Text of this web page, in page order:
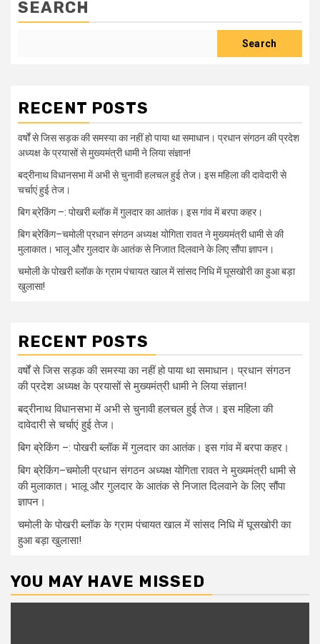
SEARCH
Search
RECENT POSTS
वर्षों से जिस सड़क की समस्या का नहीं हो पाया था समाधान। प्रधान संगठन की प्रदेश
अध्यक्ष के प्रयासों से मुख्यमंत्री धामी ने लिया संज्ञान!
बद्रीनाथ विधानसभा में अभी से चुनावी हलचल हुई तेज। इस महिला की दावेदारी से
चर्चाएं हुई तेज।
बिग ब्रेकिंग –: पोखरी ब्लॉक में गुलदार का आतंक। इस गांव में बरपा कहर।
बिग ब्रेकिंग–चमोली प्रधान संगठन अध्यक्ष योगिता रावत ने मुख्यमंत्री धामी से की
मुलाकात। भालू और गुलदार के आतंक से निजात दिलवाने के लिए सौंपा ज्ञापन।
चमोली के पोखरी ब्लॉक के ग्राम पंचायत खाल में सांसद निधि में घूसखोरी का हुआ बड़ा
खुलासा!
RECENT POSTS
वर्षों से जिस सड़क की समस्या का नहीं हो पाया था समाधान। प्रधान संगठन
की प्रदेश अध्यक्ष के प्रयासों से मुख्यमंत्री धामी ने लिया संज्ञान!
बद्रीनाथ विधानसभा में अभी से चुनावी हलचल हुई तेज। इस महिला की
दावेदारी से चर्चाएं हुई तेज।
बिग ब्रेकिंग –: पोखरी ब्लॉक में गुलदार का आतंक। इस गांव में बरपा कहर।
बिग ब्रेकिंग–चमोली प्रधान संगठन अध्यक्ष योगिता रावत ने मुख्यमंत्री धामी से
की मुलाकात। भालू और गुलदार के आतंक से निजात दिलवाने के लिए सौंपा
ज्ञापन।
चमोली के पोखरी ब्लॉक के ग्राम पंचायत खाल में सांसद निधि में घूसखोरी का
हुआ बड़ा खुलासा!
YOU MAY HAVE MISSED